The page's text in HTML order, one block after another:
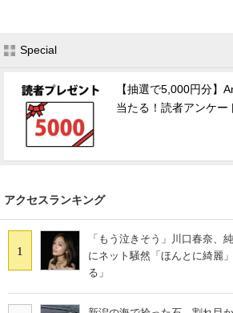
Special
【抽選で5,000円分】
当たる！読者アンケー
アクセスランキング
1
「もう泣きそう」川口春奈、
にネット騒然「ほんとに綺麗
る」